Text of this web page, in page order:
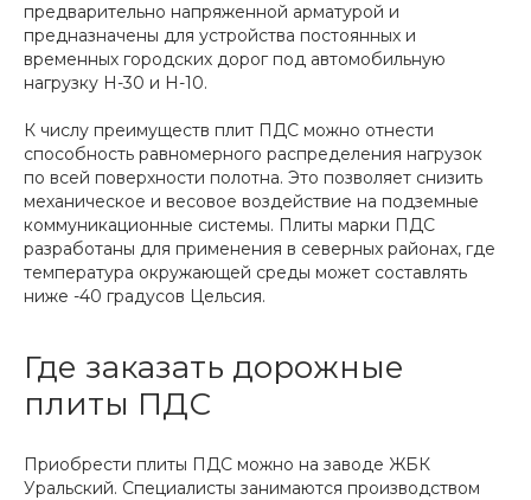
предварительно напряженной арматурой и
предназначены для устройства постоянных и
временных городских дорог под автомобильную
нагрузку Н-30 и Н-10.
К числу преимуществ плит ПДС можно отнести
способность равномерного распределения нагрузок
по всей поверхности полотна. Это позволяет снизить
механическое и весовое воздействие на подземные
коммуникационные системы. Плиты марки ПДС
разработаны для применения в северных районах, где
температура окружающей среды может составлять
ниже -40 градусов Цельсия.
Где заказать дорожные
плиты ПДС
Приобрести плиты ПДС можно на заводе ЖБК
Уральский. Специалисты занимаются производством